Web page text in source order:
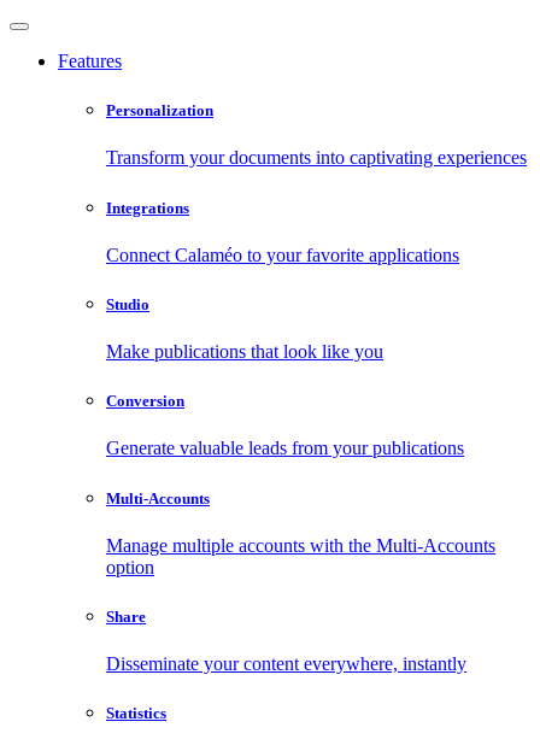
Features
Personalization
Transform your documents into captivating experiences
Integrations
Connect Calaméo to your favorite applications
Studio
Make publications that look like you
Conversion
Generate valuable leads from your publications
Multi-Accounts
Manage multiple accounts with the Multi-Accounts
option
Share
Disseminate your content everywhere, instantly
Statistics